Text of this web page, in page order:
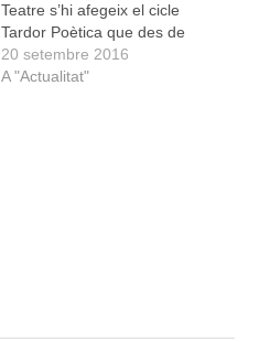
Teatre s’hi afegeix el cicle
Tardor Poètica que des de
fa quatre anys programa
el Departament de
20 setembre 2016
A "Actualitat"